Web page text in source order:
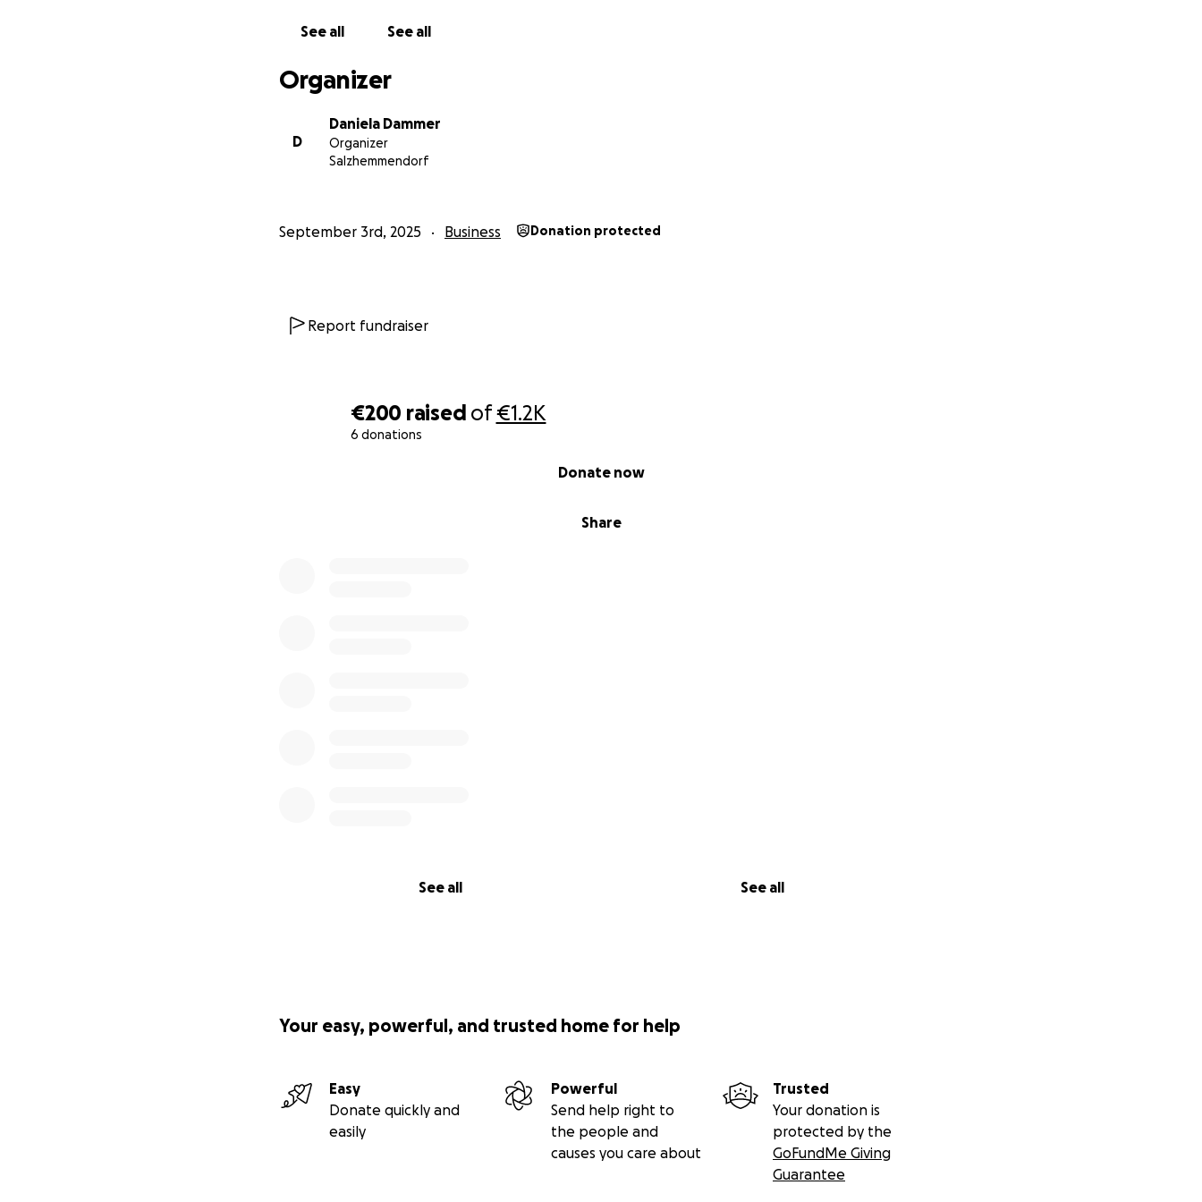
€200 raised of€1.2K
6 donations
Share
Donate now
See all See all
See all See all
Organizer
D
Daniela Dammer
Organizer
Salzhemmendorf
September 3rd, 2025 Business Donation protected
Report fundraiser
Your easy, powerful, and trusted home for help
Easy
Donate quickly and
easily
Powerful
Send help right to
the people and
causes you care about
Trusted
Your donation is
protected by the
GoFundMe Giving
Guarantee